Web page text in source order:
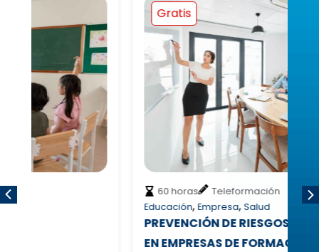
Teleformación
Empresa, Salud
PREVENCIÓN DE RIESGOS LABORALES
EN EMPRESAS DE FORMACIÓN